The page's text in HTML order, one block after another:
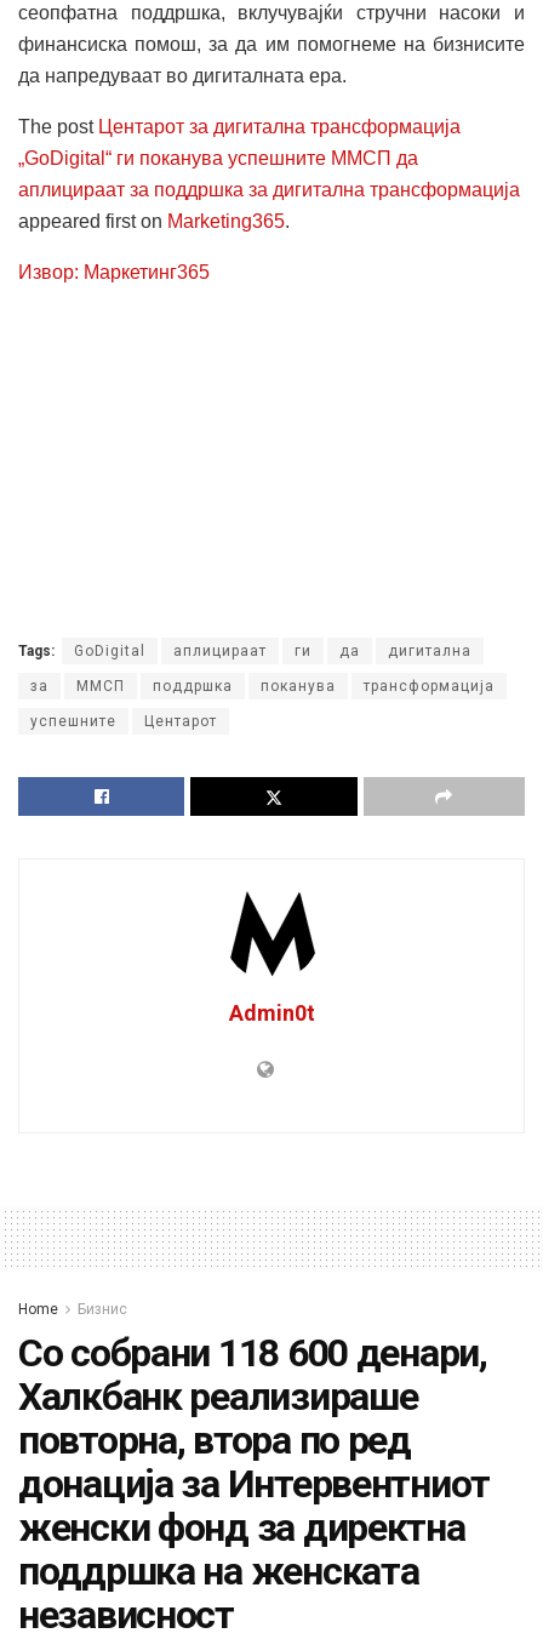
сеопфатна поддршка, вклучувајќи стручни насоки и
финансиска помош, за да им помогнеме на бизнисите
да напредуваат во дигиталната ера.
The post Центарот за дигитална трансформација
„GoDigital“ ги поканува успешните ММСП да
аплицираат за поддршка за дигитална трансформација
appeared first on Marketing365.
Извор: Маркетинг365
Tags: GoDigital аплицираат ги да дигитална
за ММСП поддршка поканува трансформација
успешните Центарот
Admin0t
Home Бизнис
Со собрани 118 600 денари,
Халкбанк реализираше
повторна, втора по ред
донација за Интервентниот
женски фонд за директна
поддршка на женската
независност